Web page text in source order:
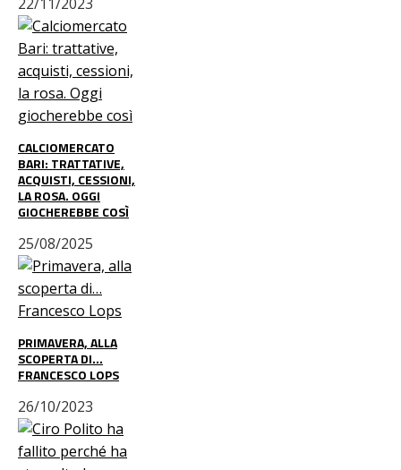
CALCIOMERCATO
BARI: TRATTATIVE,
ACQUISTI, CESSIONI,
LA ROSA. OGGI
GIOCHEREBBE COSÌ
25/08/2025
PRIMAVERA, ALLA
SCOPERTA DI…
FRANCESCO LOPS
26/10/2023